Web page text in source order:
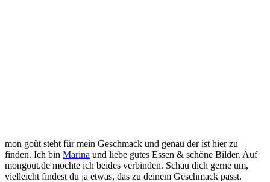
mon goût steht für mein Geschmack und genau der ist hier zu
finden. Ich bin Marina und liebe gutes Essen & schöne Bilder. Auf
mongout.de möchte ich beides verbinden. Schau dich gerne um,
vielleicht findest du ja etwas, das zu deinem Geschmack passt.